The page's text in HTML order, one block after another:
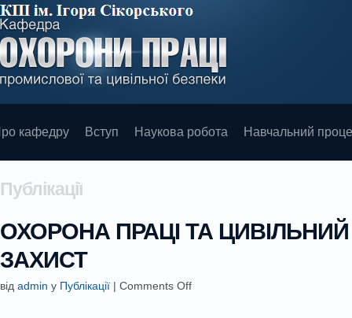
кафедру Вступ Наукова робота Навчальний
Публікації
ОХОРОНА ПРАЦІ ТА ЦИВІЛЬНИЙ
ЗАХИСТ
від admin у Публікації | Comments Off